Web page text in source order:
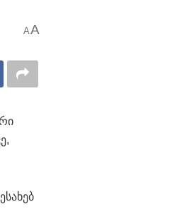
AA